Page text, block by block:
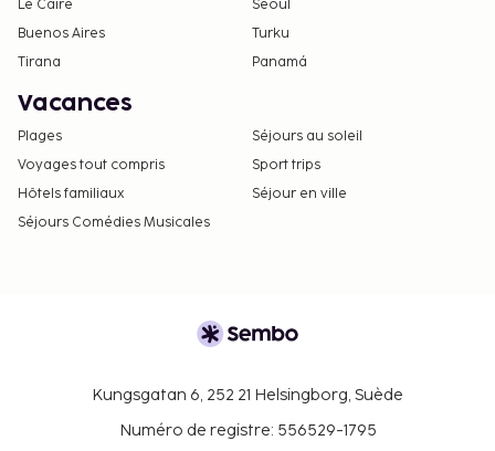
Le Caire
Séoul
Buenos Aires
Turku
Tirana
Panamá
Vacances
Plages
Séjours au soleil
Voyages tout compris
Sport trips
Hôtels familiaux
Séjour en ville
Séjours Comédies Musicales
Kungsgatan 6, 252 21 Helsingborg, Suède
Numéro de registre: 556529-1795